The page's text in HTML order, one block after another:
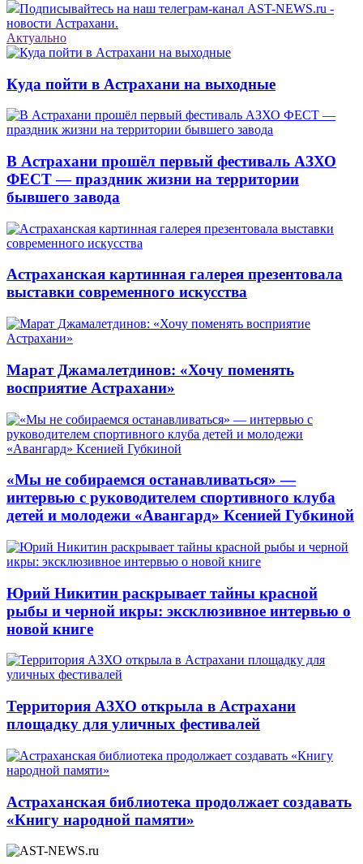
Подписывайтесь на наш телеграм-канал AST-NEWS.ru -
новости Астрахани.
Актуально
Куда пойти в Астрахани на выходные
В Астрахани прошёл первый фестиваль АЗХО
ФЕСТ — праздник жизни на территории
бывшего завода
Астраханская картинная галерея презентовала
выставки современного искусства
Марат Джамалетдинов: «Хочу поменять
восприятие Астрахани»
«Мы не собираемся останавливаться» —
интервью с руководителем спортивного клуба
детей и молодежи «Авангард» Ксенией Губкиной
Юрий Никитин раскрывает тайны красной
рыбы и черной икры: эксклюзивное интервью о
новой книге
Территория АЗХО открыла в Астрахани
площадку для уличных фестивалей
Астраханская библиотека продолжает создавать
«Книгу народной памяти»